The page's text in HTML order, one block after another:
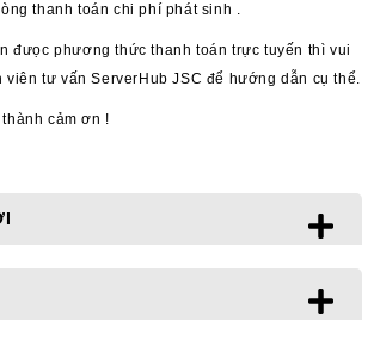
thanh toán chi phí phát sinh .
đưọc phương thức thanh toán trực tuyến thì vui
tư vấn ServerHub JSC để hướng dẫn cụ thể.
cảm ơn !